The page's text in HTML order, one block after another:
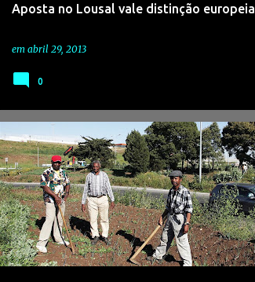
Aposta no Lousal vale distinção europeia
em abril 29, 2013
0